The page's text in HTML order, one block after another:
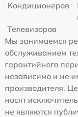
Кондиционеров
Телевизоров
Мы занимаемся
обслуживанием
гарантийного
независимо и не
производителя.
носят
не являются